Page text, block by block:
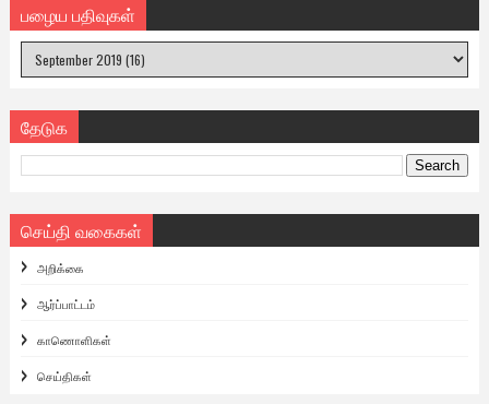
பழைய பதிவுகள்
தேடுக
செய்தி வகைகள்
அறிக்கை
ஆர்ப்பாட்டம்
காணொளிகள்
செய்திகள்